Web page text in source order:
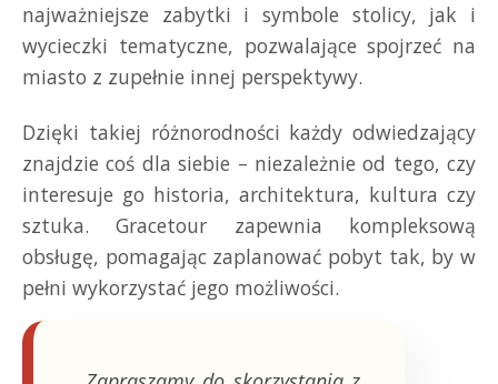
najważniejsze zabytki i symbole stolicy, jak i
wycieczki tematyczne, pozwalające spojrzeć na
miasto z zupełnie innej perspektywy.
Dzięki takiej różnorodności każdy odwiedzający
znajdzie coś dla siebie – niezależnie od tego, czy
interesuje go historia, architektura, kultura czy
sztuka. Gracetour zapewnia kompleksową
obsługę, pomagając zaplanować pobyt tak, by w
pełni wykorzystać jego możliwości.